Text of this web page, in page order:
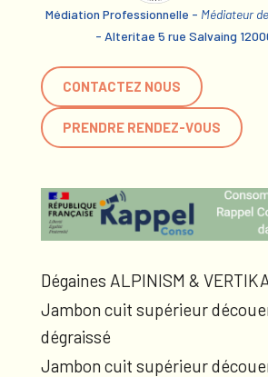
Médiation Professionnelle - Médiateur
- Alteritae 5 rue Salvaing
CONTACTEZ NOUS
PRENDRE RENDEZ-VOUS
Dégaines ALPINISM &
Jambon cuit supérieur
dégraissé
Jambon cuit supérieur